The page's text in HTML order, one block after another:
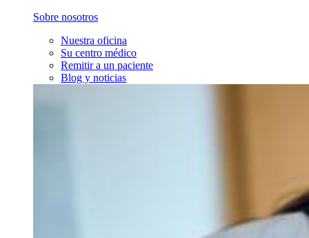
Sobre nosotros
Nuestra oficina
Su centro médico
Remitir a un paciente
Blog y noticias